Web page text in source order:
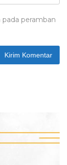
pada peramban